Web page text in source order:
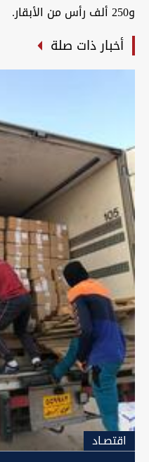
و250 ألف رأس من الأبقار.
أخبار ذات صلة
اقتصـاد